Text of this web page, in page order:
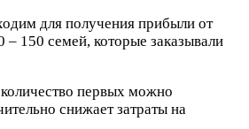
для получения прибыли от
150 семей, которые заказывали
первых можно
снижает затраты на